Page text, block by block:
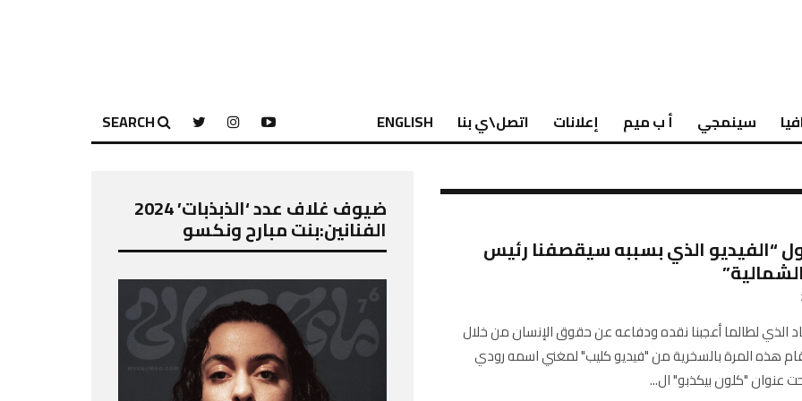
سينمجي أ ب ميم إعلانات اتصل\ي بنا ENGLISH
SEARCH
“الفيديو الذي بسببه سيقصفنا رئيس
الذي لطالما أعجبنا نقده ودفاعه عن حقوق الإنسان من خلال
هذه المرة بالسخرية من "فيديو كليب" لمغني اسمه رودي
عنوان "كلون بيكذبو" ال...
ضيوف غلاف عدد ‘الذبذبات’ 2024
الفنانين:بنت مبارح ونكسو